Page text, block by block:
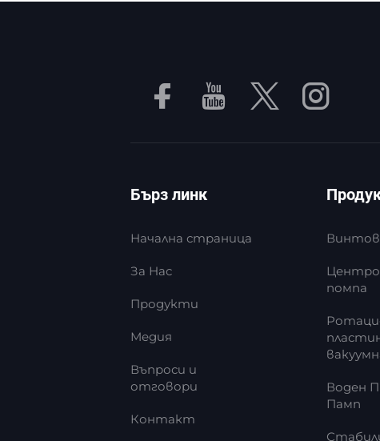
Бърз линк
Начална страница
За Нас
Продукти
Медия
Въпроси и
отговори
Контакт
Винтов
помпа
Воден
Памп